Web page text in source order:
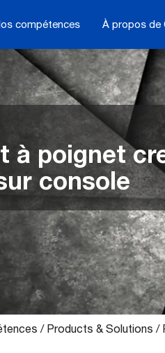
compétences À propos de
à poignet
console
/ Products & Solutions /